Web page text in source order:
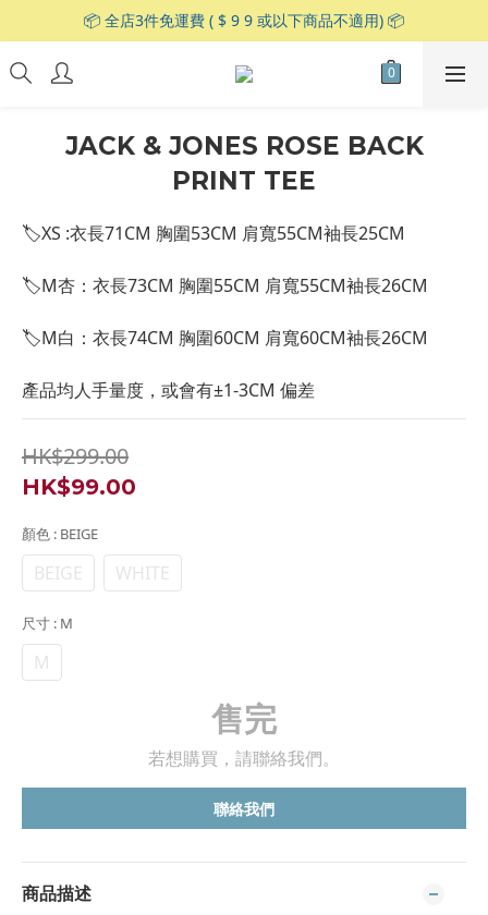
📦 全店3件免運費 ( $ 9 9 或以下商品不適用) 📦
JACK & JONES ROSE BACK
PRINT TEE
🏷XS :衣長71CM 胸圍53CM 肩寬55CM袖長25CM
🏷M杏：衣長73CM 胸圍55CM 肩寬55CM袖長26CM
🏷M白：衣長74CM 胸圍60CM 肩寬60CM袖長26CM
產品均人手量度，或會有±1-3CM 偏差
HK$299.00
HK$99.00
顏色 : BEIGE
BEIGE WHITE
尺寸 : M
M
售完
若想購買，請聯絡我們。
聯絡我們
商品描述